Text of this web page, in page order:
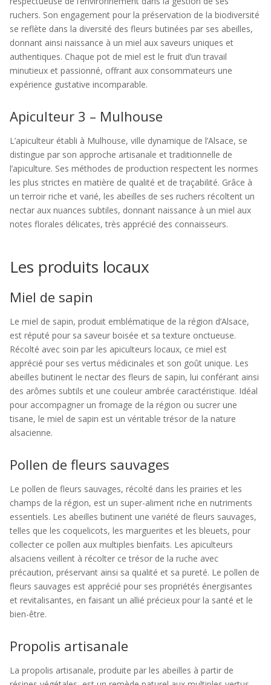
ruchers. Son engagement pour la préservation de la biodiversité
se reflète dans la diversité des fleurs butinées par ses abeilles,
donnant ainsi naissance à un miel aux saveurs uniques et
authentiques. Chaque pot de miel est le fruit d’un travail
minutieux et passionné, offrant aux consommateurs une
expérience gustative incomparable.
Apiculteur 3 – Mulhouse
L’apiculteur établi à Mulhouse, ville dynamique de l’Alsace, se
distingue par son approche artisanale et traditionnelle de
l’apiculture. Ses méthodes de production respectent les normes
les plus strictes en matière de qualité et de traçabilité. Grâce à
un terroir riche et varié, les abeilles de ses ruchers récoltent un
nectar aux nuances subtiles, donnant naissance à un miel aux
notes florales délicates, très apprécié des connaisseurs.
Les produits locaux
Miel de sapin
Le miel de sapin, produit emblématique de la région d’Alsace,
est réputé pour sa saveur boisée et sa texture onctueuse.
Récolté avec soin par les apiculteurs locaux, ce miel est
apprécié pour ses vertus médicinales et son goût unique. Les
abeilles butinent le nectar des fleurs de sapin, lui conférant ainsi
des arômes subtils et une couleur ambrée caractéristique. Idéal
pour accompagner un fromage de la région ou sucrer une
tisane, le miel de sapin est un véritable trésor de la nature
alsacienne.
Pollen de fleurs sauvages
Le pollen de fleurs sauvages, récolté dans les prairies et les
champs de la région, est un super-aliment riche en nutriments
essentiels. Les abeilles butinent une variété de fleurs sauvages,
telles que les coquelicots, les marguerites et les bleuets, pour
collecter ce pollen aux multiples bienfaits. Les apiculteurs
alsaciens veillent à récolter ce trésor de la ruche avec
précaution, préservant ainsi sa qualité et sa pureté. Le pollen de
fleurs sauvages est apprécié pour ses propriétés énergisantes
et revitalisantes, en faisant un allié précieux pour la santé et le
bien-être.
Propolis artisanale
La propolis artisanale, produite par les abeilles à partir de